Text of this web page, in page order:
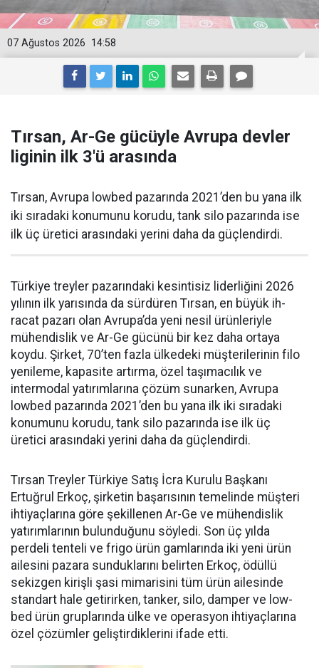
14:58
07 Ağustos 2026
Tırsan, Ar-Ge gücüyle Avrupa devler
liginin ilk 3'ü arasında
Tırsan, Avrupa lowbed pazarında 2021’den bu yana ilk
iki sıradaki konumunu korudu, tank silo pazarında ise
ilk üç üretici arasındaki yerini daha da güçlen­dirdi.
Türkiye treyler pazarın­daki kesintisiz liderliğini 2026
yılının ilk yarısında da sürdüren Tırsan, en büyük ih­
racat pazarı olan Avrupa’da yeni nesil ürünleriyle
mühendislik ve Ar-Ge gücünü bir kez daha orta­ya
koydu. Şirket, 70’ten fazla ül­kedeki müşterilerinin filo
yenile­me, kapasite artırma, özel taşıma­cılık ve
intermodal yatırımlarına çözüm sunarken, Avrupa
lowbed pazarında 2021’den bu yana ilk iki sıradaki
konumunu korudu, tank silo pazarında ise ilk üç
üretici arasındaki yerini daha da güçlen­dirdi.
Tırsan Treyler Türkiye Satış İcra Kurulu Başkanı
Ertuğrul Er­koç, şirketin başarısının teme­linde müşteri
ihtiyaçlarına göre şekillenen Ar-Ge ve mühendislik
yatırımlarının bulunduğunu söy­ledi. Son üç yılda
perdeli tenteli ve frigo ürün gamlarında iki yeni ürün
ailesini pazara sundukları­nı belirten Erkoç, ödüllü
sekizgen kirişli şasi mimarisini tüm ürün ailesinde
standart hale getirir­ken, tanker, silo, damper ve low­
bed ürün gruplarında ülke ve ope­rasyon ihtiyaçlarına
özel çözüm­ler geliştirdiklerini ifade etti.